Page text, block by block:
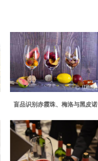
盲品识别赤霞珠、梅洛与黑皮诺